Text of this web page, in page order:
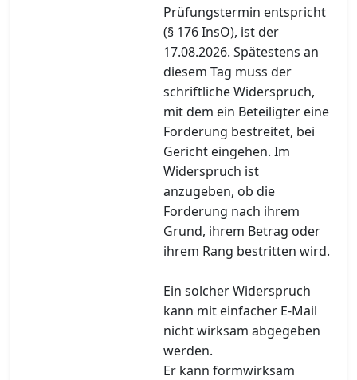
Prüfungstermin entspricht
(§ 176 InsO), ist der
17.08.2026. Spätestens an
diesem Tag muss der
schriftliche Widerspruch,
mit dem ein Beteiligter eine
Forderung bestreitet, bei
Gericht eingehen. Im
Widerspruch ist
anzugeben, ob die
Forderung nach ihrem
Grund, ihrem Betrag oder
ihrem Rang bestritten wird.
Ein solcher Widerspruch
kann mit einfacher E-Mail
nicht wirksam abgegeben
werden.
Er kann formwirksam